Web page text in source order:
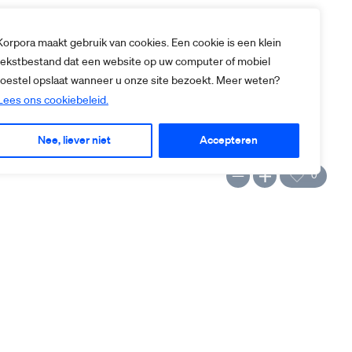
maakt gebruik van cookies. Een cookie is een klein
dat een website op uw computer of mobiel
opslaat wanneer u onze site bezoekt. Meer weten?
ons cookiebeleid.
Nee, liever niet Accepteren
0